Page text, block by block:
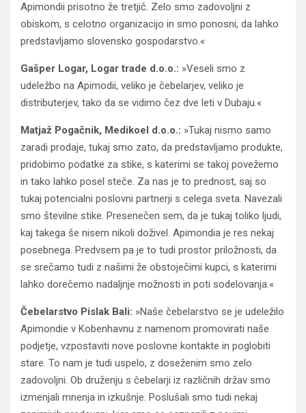
Apimondii prisotno že tretjič. Zelo smo zadovoljni z
obiskom, s celotno organizacijo in smo ponosni, da lahko
predstavljamo slovensko gospodarstvo.«
Gašper Logar, Logar trade d.o.o.: »Veseli smo z
udeležbo na Apimodii, veliko je čebelarjev, veliko je
distributerjev, tako da se vidimo čez dve leti v Dubaju.«
Matjaž Pogačnik, Medikoel d.o.o.: »Tukaj nismo samo
zaradi prodaje, tukaj smo zato, da predstavljamo produkte,
pridobimo podatke za stike, s katerimi se takoj povežemo
in tako lahko posel steče. Za nas je to prednost, saj so
tukaj potencialni poslovni partnerji s celega sveta. Navezali
smo številne stike. Presenečen sem, da je tukaj toliko ljudi,
kaj takega še nisem nikoli doživel. Apimondia je res nekaj
posebnega. Predvsem pa je to tudi prostor priložnosti, da
se srečamo tudi z našimi že obstoječimi kupci, s katerimi
lahko dorečemo nadaljnje možnosti in poti sodelovanja.«
Čebelarstvo Pislak Bali: »Naše čebelarstvo se je udeležilo
Apimondie v Kobenhavnu z namenom promovirati naše
podjetje, vzpostaviti nove poslovne kontakte in poglobiti
stare. To nam je tudi uspelo, z doseženim smo zelo
zadovoljni. Ob druženju s čebelarji iz različnih držav smo
izmenjali mnenja in izkušnje. Poslušali smo tudi nekaj